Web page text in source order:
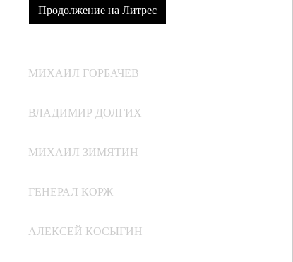
Продолжение на Литрес
МИХАИЛ ГОРБАЧЕВ
ВЛАДИМИР ДОЛГИХ
МИХАИЛ ЗИМЯТИН
ГЕНЕРАЛ КОРЖ
АЛЕКСЕЙ КОСЫГИН